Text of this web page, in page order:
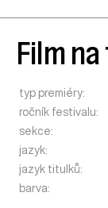
Film
typ premiéry:
ročník festivalu:
sekce:
jazyk:
jazyk titulků:
barva: